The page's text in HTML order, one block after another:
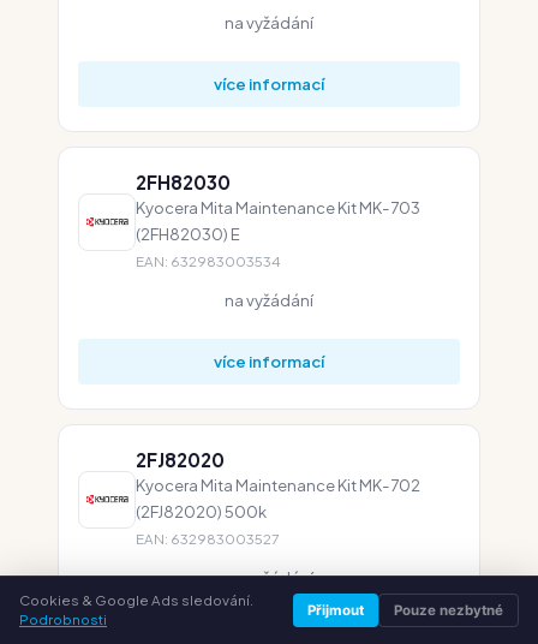
na vyžádání
více informací
2FH82030
Kyocera Mita Maintenance Kit MK-703
(2FH82030) E
EAN: 632983003534
na vyžádání
více informací
2FJ82020
Kyocera Mita Maintenance Kit MK-702
(2FJ82020) 500k
EAN: 632983003527
na vyžádání
Cookies & Google Ads sledování.
Podrobnosti
Přijmout Pouze nezbytné